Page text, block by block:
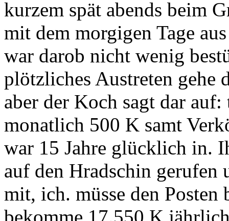
kurzem spät abends beim
mit dem morgigen Tage
war darob nicht wenig
plötzliches Austreten gehe
aber der Koch sagt dar
monatlich 500 K samt
war 15 Jahre glücklich in.
auf den Hradschin
mit, ich. müsse den Posten
bekomme 17.550 K